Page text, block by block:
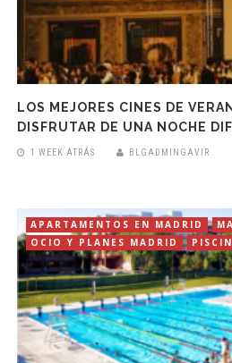
LOS MEJORES CINES DE
DISFRUTAR DE UNA NOCHE
1 WEEK ATRÁS BLGADMINGAVIR
APARTAMENTOS EN MADRID
OCIO Y PLANES MADRID